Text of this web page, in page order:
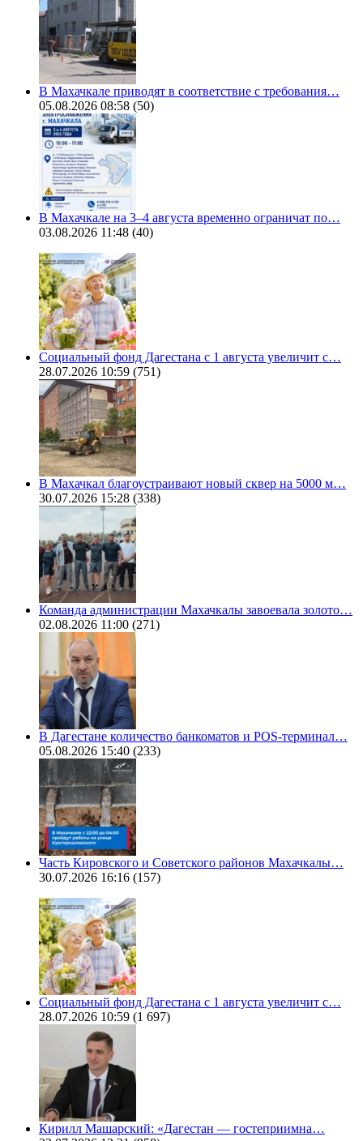
В Махачкале приводят в соответствие с требования…
05.08.2026 08:58 (50)
В Махачкале на 3–4 августа временно ограничат по…
03.08.2026 11:48 (40)
Социальный фонд Дагестана с 1 августа увеличит с…
28.07.2026 10:59 (751)
В Махачкал благоустраивают новый сквер на 5000 м…
30.07.2026 15:28 (338)
Команда администрации Махачкалы завоевала золото…
02.08.2026 11:00 (271)
В Дагестане количество банкоматов и POS-терминал…
05.08.2026 15:40 (233)
Часть Кировского и Советского районов Махачкалы…
30.07.2026 16:16 (157)
Социальный фонд Дагестана с 1 августа увеличит с…
28.07.2026 10:59 (1 697)
Кирилл Машарский: «Дагестан — гостеприимна…